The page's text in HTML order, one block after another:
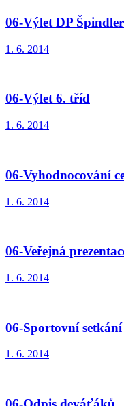
06-Výlet DP
1. 6. 2014
06-Výlet 6. tříd
1. 6. 2014
06-Vyhodnocování
1. 6. 2014
06-Veřejná
1. 6. 2014
06-Sportovní setkání
1. 6. 2014